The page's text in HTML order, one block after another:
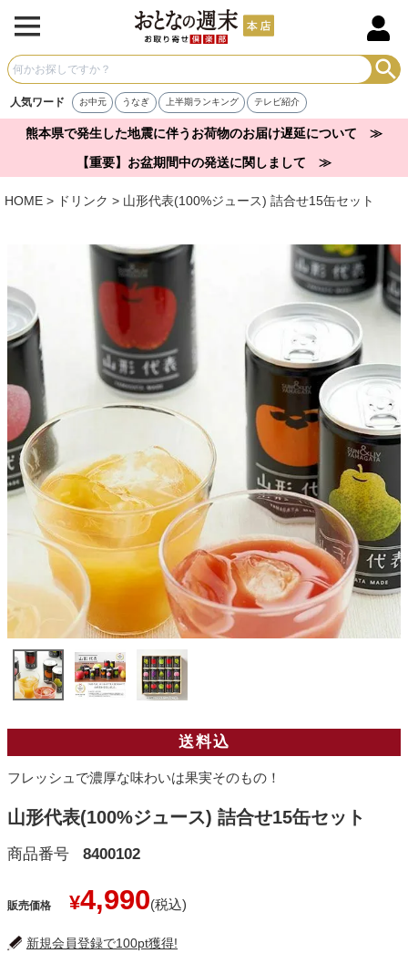
人気ワード お中元 うなぎ 上半期ランキング テレビ紹介
熊本県で発生した地震に伴うお荷物のお届け遅延について ≫
【重要】お盆期間中の発送に関しまして ≫
HOME ドリンク 山形代表(100%ジュース) 詰合せ15缶セット
送料込
フレッシュで濃厚な味わいは果実そのもの！
山形代表(100%ジュース) 詰合せ15缶セット
商品番号 8400102
販売価格 ¥4,990
新規会員登録で100pt獲得!